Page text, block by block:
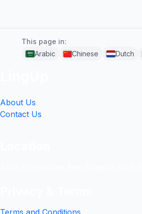
This page in:
Arabic
Chinese Dutch
About Us
Contact Us